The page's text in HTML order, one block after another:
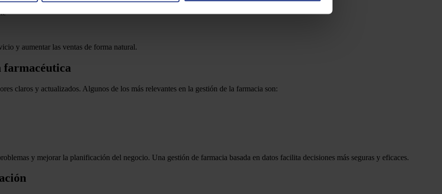
y aumentar las ventas de forma natural.
farmacéutica
claros y actualizados. Algunos de los más relevantes en la gestión de la farmacia son:
y mejorar la planificación del negocio. Una gestión de farmacia basada en datos facilita decisiones más seguras y eficaces.